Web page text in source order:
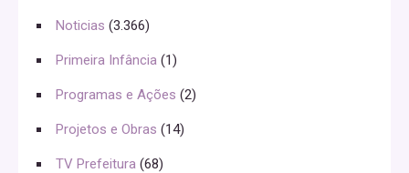
Noticias (3.366)
Primeira Infância (1)
Programas e Ações (2)
Projetos e Obras (14)
TV Prefeitura (68)